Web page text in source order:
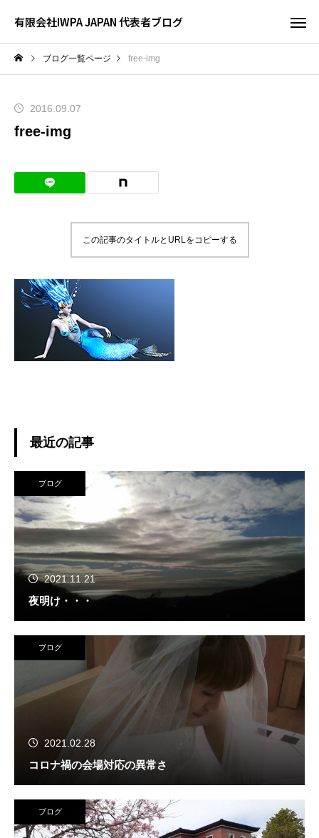
有限会社IWPA JAPAN 代表者ブログ
ブログ一覧ページ free-img
2016.09.07
free-img
この記事のタイトルとURLをコピーする
最近の記事
ブログ
2021.11.21
夜明け・・・
ブログ
2021.02.28
コロナ禍の会場対応の異常さ
ブログ